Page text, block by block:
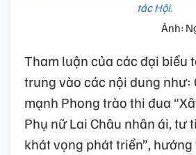
tác Hội.
Ảnh:
Tham luận của các đại biểu
trung vào các nội dung như:
mạnh Phong trào thi đua
Phụ nữ Lai Châu nhân ái, tư
khát vọng phát triển”,